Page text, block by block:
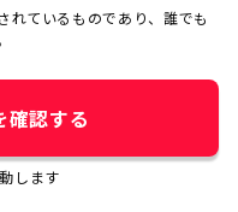
れているものであり、誰でも
確認する
します